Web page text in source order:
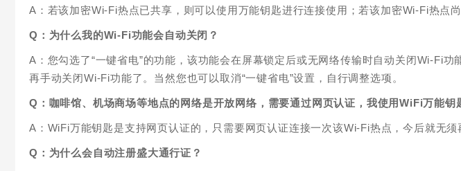
A：若该加密Wi-Fi热点已共享，则可以使用万能钥匙进行连接使用；若该加密Wi-Fi热点
Q：为什么我的Wi-Fi功能会自动关闭？
A：您勾选了“一键省电”的功能，该功能会在屏幕锁定后或无网络传输时自动关闭Wi-Fi功
再手动关闭Wi-Fi功能了。当然您也可以取消“一键省电”设置，自行调整选项。
Q：咖啡馆、机场商场等地点的网络是开放网络，需要通过网页认证，我使用WiFi万能钥
A：WiFi万能钥匙是支持网页认证的，只需要网页认证连接一次该Wi-Fi热点，今后就无须
Q：为什么会自动注册盛大通行证？